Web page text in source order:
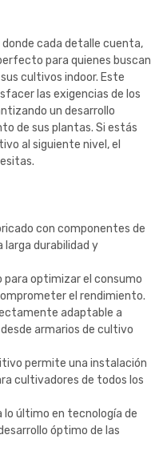
donde cada detalle cuenta,
para quienes buscan
cultivos indoor. Este
las exigencias de los
un desarrollo
de sus plantas. Si estás
al siguiente nivel, el
con componentes de
larga durabilidad y
para optimizar el consumo
el rendimiento.
adaptable a
armarios de cultivo
permite una instalación
cultivadores de todos los
lo último en tecnología de
óptimo de las